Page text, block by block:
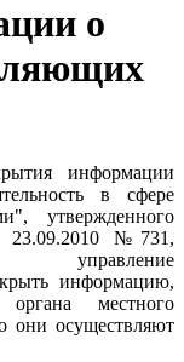
о
информации
в сфере
утвержденного
23.09.2010 №731,
управление
информацию,
местного
они осуществляют